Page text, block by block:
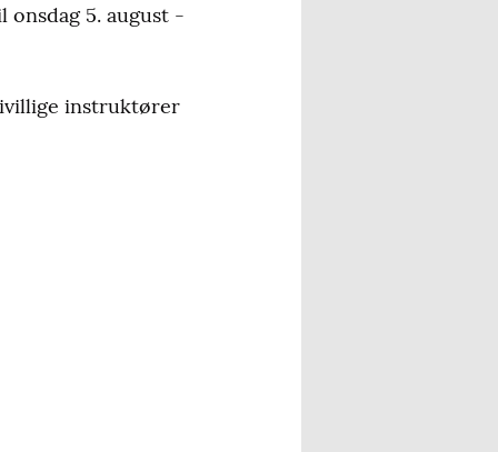
5. august -
instruktører